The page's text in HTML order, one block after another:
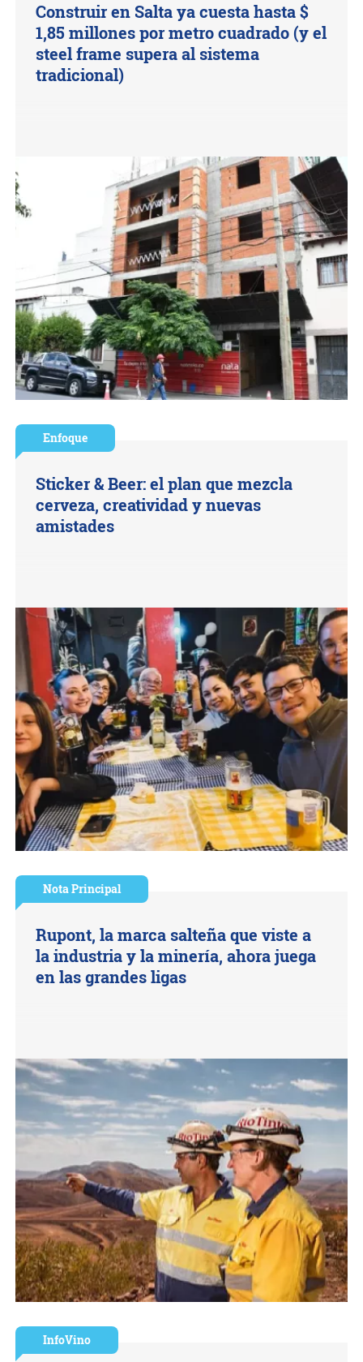
Construir en Salta ya cuesta hasta $
1,85 millones por metro cuadrado (y el
steel frame supera al sistema
tradicional)
Enfoque
Sticker & Beer: el plan que mezcla
cerveza, creatividad y nuevas
amistades
Nota Principal
Rupont, la marca salteña que viste a
la industria y la minería, ahora juega
en las grandes ligas
InfoVino